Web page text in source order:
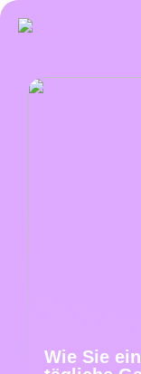
Wie Sie